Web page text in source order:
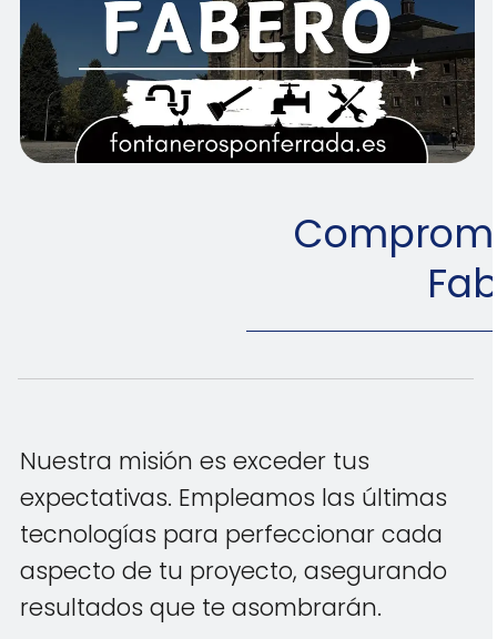
Nuestra misión es exceder tus
expectativas. Empleamos las últimas
tecnologías para perfeccionar cada
aspecto de tu proyecto, asegurando
resultados que te asombrarán.